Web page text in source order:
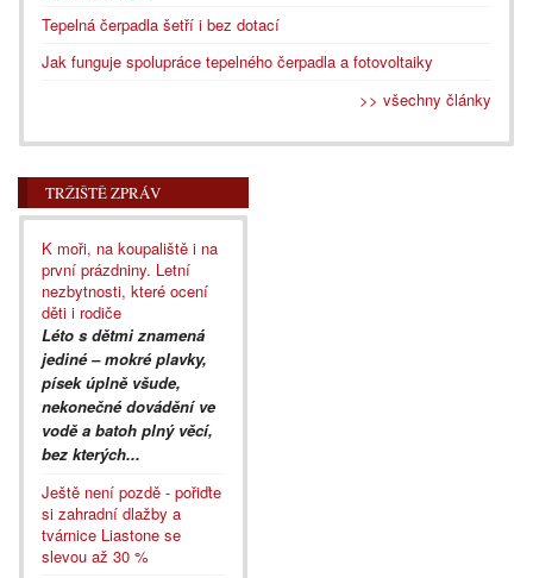
Tepelná čerpadla šetří i bez dotací
Jak funguje spolupráce tepelného čerpadla a fotovoltaiky
>> všechny články
TRŽIŠTĚ ZPRÁV
K moři, na koupaliště i na
první prázdniny. Letní
nezbytnosti, které ocení
děti i rodiče
Léto s dětmi znamená
jediné – mokré plavky,
písek úplně všude,
nekonečné dovádění ve
vodě a batoh plný věcí,
bez kterých...
Ještě není pozdě - pořiďte
si zahradní dlažby a
tvárnice Liastone se
slevou až 30 %